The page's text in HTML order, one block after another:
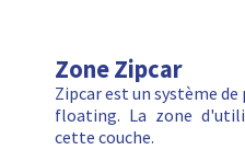
Zone Zipcar
Zipcar est un système
floating. La zone
cette couche.